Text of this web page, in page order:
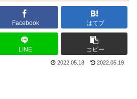
Facebook はてブ
LINE コピー
2022.05.18 2022.05.19